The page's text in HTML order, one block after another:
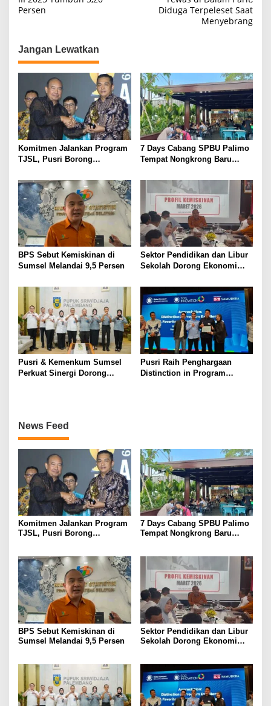
v
g
a
p
o
s
Persen
Diduga Terpeleset Saat
Menyebrang
Jangan Lewatkan
Komitmen Jalankan Program
TJSL, Pusri Borong
Predikat Gold
7 Days Cabang SPBU Palimo
Tempat Nongkrong Baru
BPS Sebut Kemiskinan di
Sumsel Melandai 9,5 Persen
Sektor Pendidikan dan Libur
Sekolah Dorong Ekonomi
di Triwulan II 2026
Pusri & Kemenkum Sumsel
Perkuat Sinergi Dorong
Pusri Raih Penghargaan
Distinction in Program
News Feed
Komitmen Jalankan Program
TJSL, Pusri Borong
7 Days Cabang SPBU Palimo
Tempat Nongkrong Baru
BPS Sebut Kemiskinan di
Sumsel Melandai 9,5 Persen
Sektor Pendidikan dan Libur
Sekolah Dorong Ekonomi